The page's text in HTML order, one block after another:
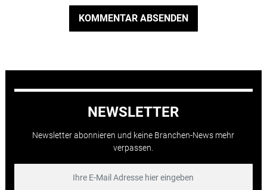
KOMMENTAR ABSENDEN
NEWSLETTER
Newsletter abonnieren und keine Branchen-News mehr
verpassen.